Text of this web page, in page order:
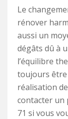
Le
rénover
aussi un
dégâts dû à
l’équilibre
toujours être
réalisation
contacter un
71 si vous